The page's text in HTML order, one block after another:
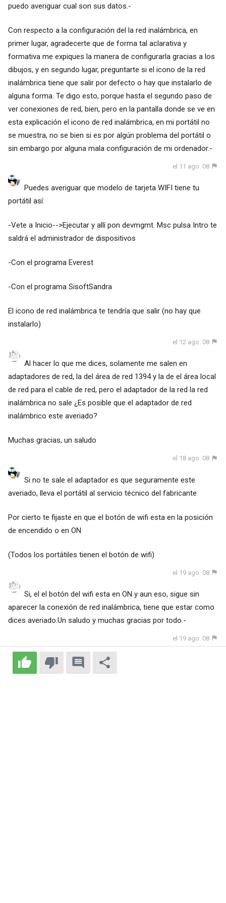
puedo averiguar cual son sus datos.-
Con respecto a la configuración del la red inalámbrica, en
primer lugar, agradecerte que de forma tal aclarativa y
formativa me expiques la manera de configurarla gracias a los
dibujos, y en segundo lugar, preguntarte si el icono de la red
inalámbrica tiene que salir por defecto o hay que instalarlo de
alguna forma. Te digo esto, porque hasta el segundo paso de
ver conexiones de red, bien, pero en la pantalla donde se ve en
esta explicación el icono de red inalámbrica, en mi portátil no
se muestra, no se bien si es por algún problema del portátil o
sin embargo por alguna mala configuración de mi ordenador.-
el 11 ago. 08
Puedes averiguar que modelo de tarjeta WIFI tiene tu
portátil así:
-Vete a Inicio-->Ejecutar y allí pon devmgmt. Msc pulsa Intro te
saldrá el administrador de dispositivos
-Con el programa Everest
-Con el programa SisoftSandra
El icono de red inalámbrica te tendría que salir (no hay que
instalarlo)
el 12 ago. 08
Al hacer lo que me dices, solamente me salen en
adaptadores de red, la del área de red 1394 y la de el área local
de red para el cable de red, pero el adaptador de la red la red
inalámbrica no sale ¿Es posible que el adaptador de red
inalámbrico este averiado?
Muchas gracias, un saludo
el 18 ago. 08
Si no te sale el adaptador es que seguramente este
averiado, lleva el portátil al servicio técnico del fabricante
Por cierto te fijaste en que el botón de wifi esta en la posición
de encendido o en ON
(Todos los portátiles tienen el botón de wifi)
el 19 ago. 08
Si, el el botón del wifi esta en ON y aun eso, sigue sin
aparecer la conexión de red inalámbrica, tiene que estar como
dices averiado.Un saludo y muchas gracias por todo.-
el 19 ago. 08